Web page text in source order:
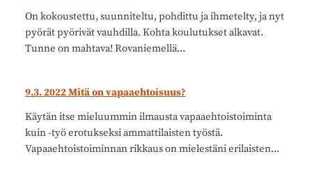
On kokoustettu, suunniteltu, pohdittu ja ihmetelty, ja nyt
pyörät pyörivät vauhdilla. Kohta koulutukset alkavat.
Tunne on mahtava! Rovaniemellä...
9.3. 2022 Mitä on vapaaehtoisuus?
Käytän itse mieluummin ilmausta vapaaehtoistoiminta
kuin -työ erotukseksi ammattilaisten työstä.
Vapaaehtoistoiminnan rikkaus on mielestäni erilaisten...